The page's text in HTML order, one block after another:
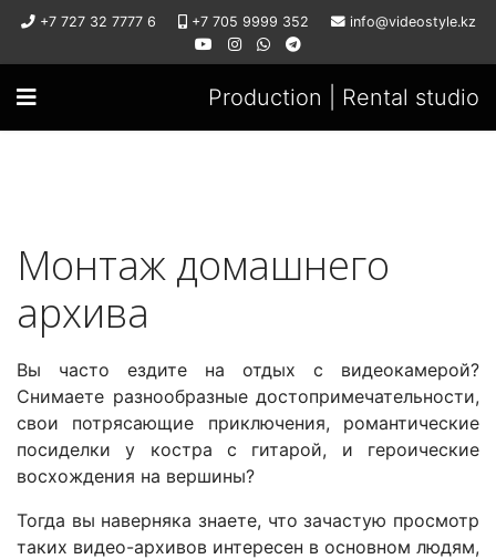
+7 727 32 7777 6 +7 705 9999 352 info@videostyle.kz
Production | Rental studio
Монтаж домашнего
архива
Вы часто ездите на отдых с видеокамерой?
Снимаете разнообразные достопримечательности,
свои потрясающие приключения, романтические
посиделки у костра с гитарой, и героические
восхождения на вершины?
Тогда вы наверняка знаете, что зачастую просмотр
таких видео-архивов интересен в основном людям,